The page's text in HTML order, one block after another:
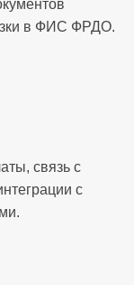
в ФИС ФРДО.
связь с
с